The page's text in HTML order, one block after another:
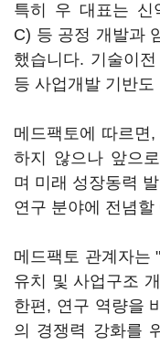
특히 우 대표는 신
C) 등 공정 개발과
했습니다. 기술이
등 사업개발 기반
메드팩토에 따르면
하지 않으나 앞으
며 미래 성장동력
연구 분야에 전념할
메드팩토 관계자는
유치 및 사업구조
한편, 연구 역량을
의 경쟁력 강화를